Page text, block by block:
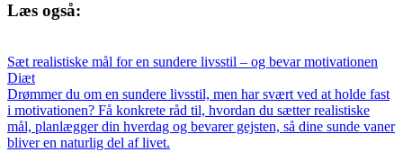
Læs også:
Sæt realistiske mål for en sundere livsstil – og bevar motivationen
Diæt
Drømmer du om en sundere livsstil, men har svært ved at holde fast
i motivationen? Få konkrete råd til, hvordan du sætter realistiske
mål, planlægger din hverdag og bevarer gejsten, så dine sunde vaner
bliver en naturlig del af livet.